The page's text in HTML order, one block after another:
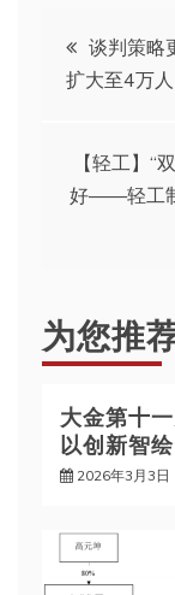
文
章
谈判策略
扩大至4万人
【轻工】“
好——轻工
为您推
大金第十
以创新智
2026年3月3日